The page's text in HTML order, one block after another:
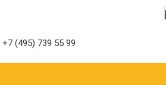
+7 (495) 739 55 99